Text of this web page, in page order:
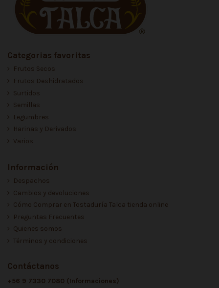
Categorias favoritas
Frutos Secos
Frutos Deshidratados
Surtidos
Semillas
Legumbres
Harinas y Derivados
Varios
Información
Despachos
Cambios y devoluciones
Cómo Comprar en Tostaduría Talca tienda online
Preguntas Frecuentes
Quienes somos
Términos y condiciones
Contáctanos
+56 9 7330 7080 (Informaciones)